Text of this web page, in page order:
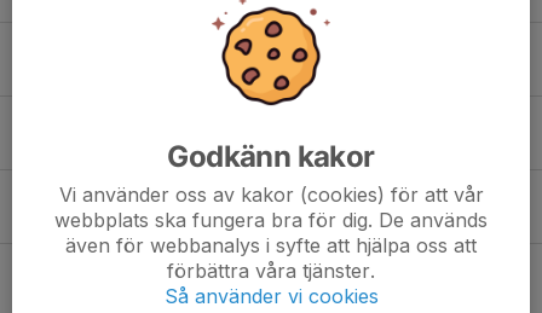
Milian Johansson Nebrin
Godkänn kakor
Vi använder oss av kakor (cookies) för att vår
webbplats ska fungera bra för dig. De används
även för webbanalys i syfte att hjälpa oss att
förbättra våra tjänster.
Så använder vi cookies